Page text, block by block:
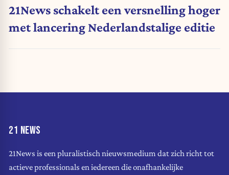
21News schakelt een versnelling hoger
met lancering Nederlandstalige editie
21 NEWS
21News is een pluralistisch nieuwsmedium dat zich richt tot
actieve professionals en iedereen die onafhankelijke